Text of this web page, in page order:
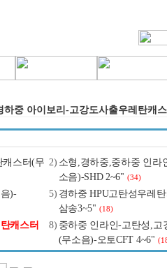
하중 아이보리-고강도사출우레탄캐
캐스터(무 2) 소형,경하중,중하중 인라
소음)-SHD 2~6" (34)
)-
5) 경하중 HPU고탄성우레
삼송3~5" (18)
캐스터
8) 중하중 인라인-고탄성,고
(무소음)-오토CFT 4~6"